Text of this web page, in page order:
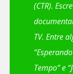
(CTR).
TV. Entre
Tempo” e